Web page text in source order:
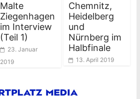
Malte
Ziegenhagen
im Interview
(Teil 1)
23. Januar
2019
Chemnitz,
Heidelberg
und
Nürnberg im
Halbfinale
13. April 2019